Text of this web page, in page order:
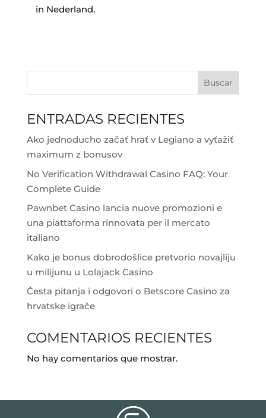
in Nederland.
Buscar
ENTRADAS RECIENTES
Ako jednoducho začať hrať v Legiano a vyťažiť
maximum z bonusov
No Verification Withdrawal Casino FAQ: Your
Complete Guide
Pawnbet Casino lancia nuove promozioni e
una piattaforma rinnovata per il mercato
italiano
Kako je bonus dobrodošlice pretvorio novajliju
u milijunu u Lolajack Casino
Česta pitanja i odgovori o Betscore Casino za
hrvatske igrače
COMENTARIOS RECIENTES
No hay comentarios que mostrar.